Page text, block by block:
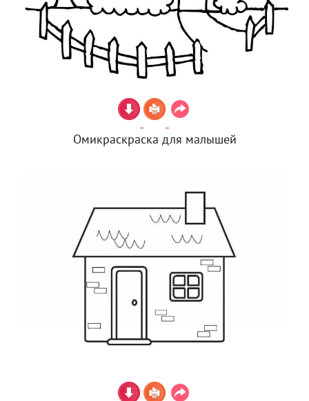
Омикраскраска для малышей